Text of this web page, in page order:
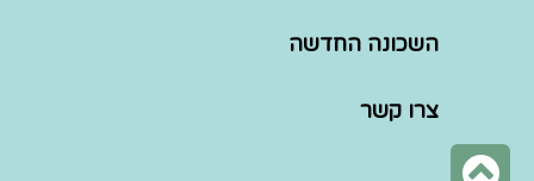
השכונה החדשה
צרו קשר